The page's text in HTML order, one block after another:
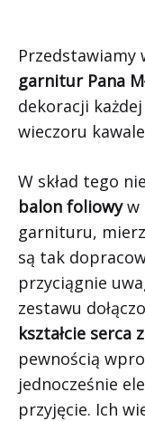
Przedstawiamy
garnitur Pana
dekoracji
wieczoru
W skład tego
balon foliowyw
garnituru,
są tak
przyciągnie
zestawu
kształcie
pewnością
jednocześnie
przyjęcie. Ich